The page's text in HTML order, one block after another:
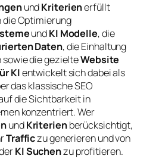
undKriterienerfüllt
die Optimierung
undKI Modelle, die
Daten, die Einhaltung
sowie die gezielteWebsite
KIentwickelt sich dabei als
das klassische SEO
die Sichtbarkeit in
konzentriert. Wer
undKriterienberücksichtigt,
Trafficzu generieren und von
KI Suchenzu profitieren.